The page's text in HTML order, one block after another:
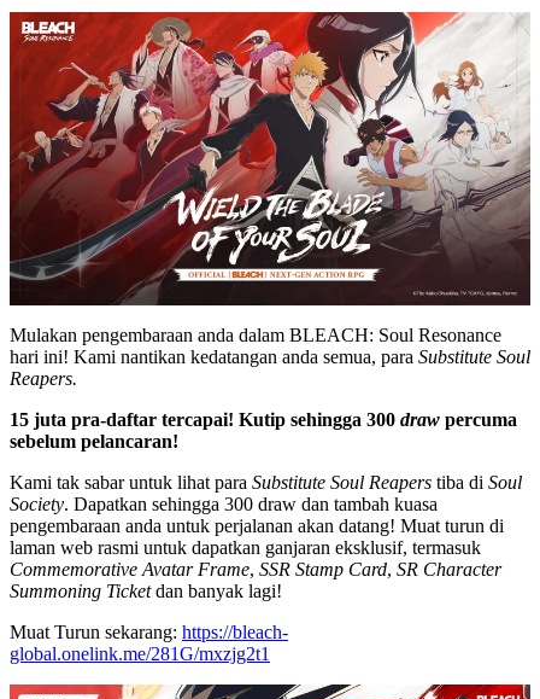
Mulakan pengembaraan anda dalam BLEACH: Soul Resonance
hari ini! Kami nantikan kedatangan anda semua, para Substitute Soul
Reapers.
15 juta pra-daftar tercapai! Kutip sehingga 300 draw percuma
sebelum pelancaran!
Kami tak sabar untuk lihat para Substitute Soul Reapers tiba di Soul
Society. Dapatkan sehingga 300 draw dan tambah kuasa
pengembaraan anda untuk perjalanan akan datang! Muat turun di
laman web rasmi untuk dapatkan ganjaran eksklusif, termasuk
Commemorative Avatar Frame, SSR Stamp Card, SR Character
Summoning Ticketdan banyak lagi!
Muat Turun sekarang: https://bleach-
global.onelink.me/281G/mxzjg2t1